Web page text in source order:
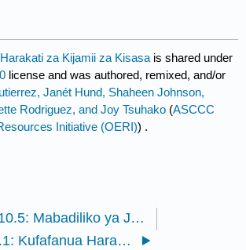
za Kijamii za Kisasa is shared under
license and was authored, remixed, and/or
Janét Hund, Shaheen Johnson,
Rodriguez, and Joy Tsuhako (ASCCC
Initiative (OERI)) .
10.5: Mabadiliko ya Jamii na Upinzani
11.1: Kufafanua Harakati za Jamii